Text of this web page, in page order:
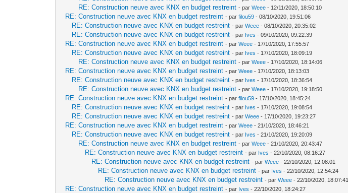
RE: Construction neuve avec KNX en budget restreint - parWeee - 12/11/2020, 18:50:10
RE: Construction neuve avec KNX en budget restreint - parfilou59 - 08/10/2020, 19:51:06
RE: Construction neuve avec KNX en budget restreint - parWeee - 08/10/2020, 20:35:02
RE: Construction neuve avec KNX en budget restreint - par Ives - 09/10/2020, 09:22:39
RE: Construction neuve avec KNX en budget restreint - parWeee - 17/10/2020, 17:55:57
RE: Construction neuve avec KNX en budget restreint - par Ives - 17/10/2020, 18:09:19
RE: Construction neuve avec KNX en budget restreint - parWeee - 17/10/2020, 18:14:06
RE: Construction neuve avec KNX en budget restreint - parWeee - 17/10/2020, 18:13:03
RE: Construction neuve avec KNX en budget restreint - par Ives - 17/10/2020, 18:36:54
RE: Construction neuve avec KNX en budget restreint - parWeee - 17/10/2020, 19:18:50
RE: Construction neuve avec KNX en budget restreint - parfilou59 - 17/10/2020, 18:45:24
RE: Construction neuve avec KNX en budget restreint - par Ives - 17/10/2020, 19:08:54
RE: Construction neuve avec KNX en budget restreint - parWeee - 17/10/2020, 19:23:27
RE: Construction neuve avec KNX en budget restreint - parWeee - 21/10/2020, 18:46:21
RE: Construction neuve avec KNX en budget restreint - par Ives - 21/10/2020, 19:20:09
RE: Construction neuve avec KNX en budget restreint - parWeee - 21/10/2020, 20:43:47
RE: Construction neuve avec KNX en budget restreint - par Ives - 22/10/2020, 08:16:27
RE: Construction neuve avec KNX en budget restreint - parWeee - 22/10/2020, 12:08:01
RE: Construction neuve avec KNX en budget restreint - par Ives - 22/10/2020, 12:54:24
RE: Construction neuve avec KNX en budget restreint - parWeee - 22/10/2020, 18:07:41
RE: Construction neuve avec KNX en budget restreint - par Ives - 22/10/2020, 18:24:27